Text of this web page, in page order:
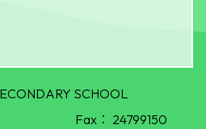
SCHOOL
Fax： 24799150